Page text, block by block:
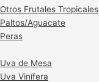
Otros Frutales Tropicales
Paltos/Aguacate
Peras
Uva de Mesa
Uva Vinífera